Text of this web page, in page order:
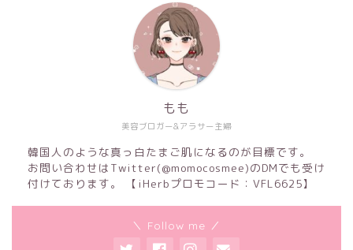
美容ブロガー&アラサー主婦
もも
韓国人のような真っ白たまご肌になるのが目標です。
お問い合わせはTwitter(@momocosmee)のDMでも受け
付けております。 【iHerbプロモコード：VFL6625】
＼ Follow me ／